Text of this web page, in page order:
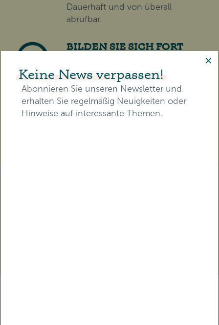
Dauerhaft und von überall
abrufbar.
BILDEN SIE SICH FORT
Teilnahmebescheinigung mit
zertifizierten Pflegepunkten für
die RbP.
✕
Keine News verpassen!
Abonnieren Sie unseren Newsletter und
erhalten Sie regelmäßig Neuigkeiten oder
Hinweise auf interessante Themen.